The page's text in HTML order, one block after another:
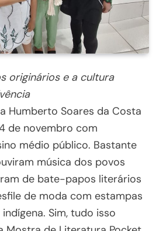
originários e a cultura
Humberto Soares da Costa
de novembro com
médio público. Bastante
música dos povos
de bate-papos literários
de moda com estampas
Sim, tudo isso